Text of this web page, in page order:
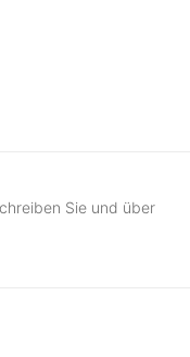
Sie und über